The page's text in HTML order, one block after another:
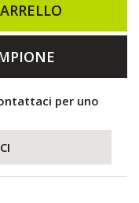
per uno